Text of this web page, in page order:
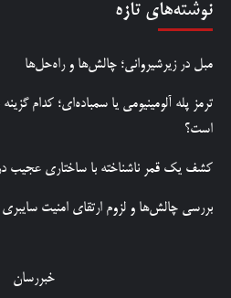
نوشته‌های تازه
مبل در زیرشیروانی؛ چالش‌ها و راه‌حل‌ها
ترمز پله آلومینیومی یا سمباده‌ای؛ کدام
است؟
کشف یک قمر ناشناخته با ساختاری عجیب
بررسی چالش‌ها و لزوم ارتقای امنیت
خبررسان